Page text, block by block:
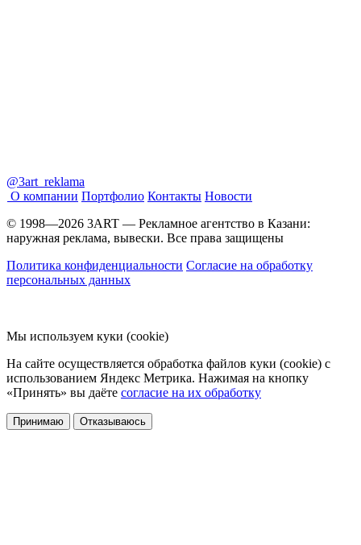
@3art_reklama
О компании Портфолио Контакты Новости
© 1998—2026 3ART — Рекламное агентство в Казани:
наружная реклама, вывески. Все права защищены
Политика конфиденциальности Согласие на обработку
персональных данных
Мы используем куки (cookie)
На сайте осуществляется обработка файлов куки (cookie) с
использованием Яндекс Метрика. Нажимая на кнопку
«Принять» вы даёте согласие на их обработку
Принимаю Отказываюсь